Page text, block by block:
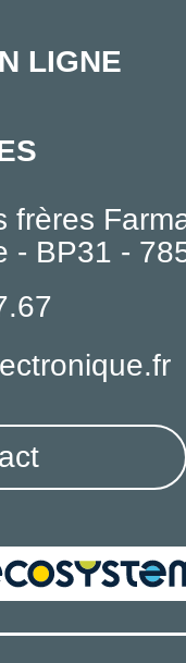
LIGNE
frères
- BP31 -